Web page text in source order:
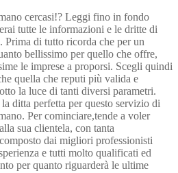
cercasi!? Leggi fino in fondo
tutte le informazioni e le dritte di
Prima di tutto ricorda che per un
bellissimo per quello che offre,
le imprese a proporsi. Scegli quindi
quella che reputi più valida e
la luce di tanti diversi parametri.
ditta perfetta per questo servizio di
Per cominciare,tende a voler
sua clientela, con tanta
dai migliori professionisti
e tutti molto qualificati ed
per quanto riguarderà le ultime